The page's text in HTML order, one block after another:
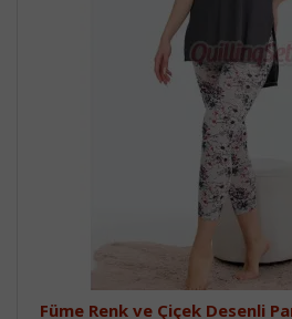
Füme Renk ve Çiçek Desenli